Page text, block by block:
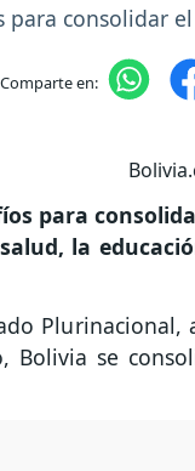
para consolidar
Comparte en:
para
la
Plurinacional,
Bolivia se